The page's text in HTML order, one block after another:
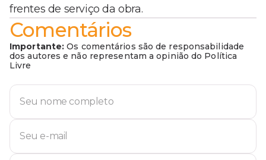
frentes de serviço da obra.
Comentários
Importante: Os comentários são de responsabilidade
dos autores e não representam a opinião do Política
Livre